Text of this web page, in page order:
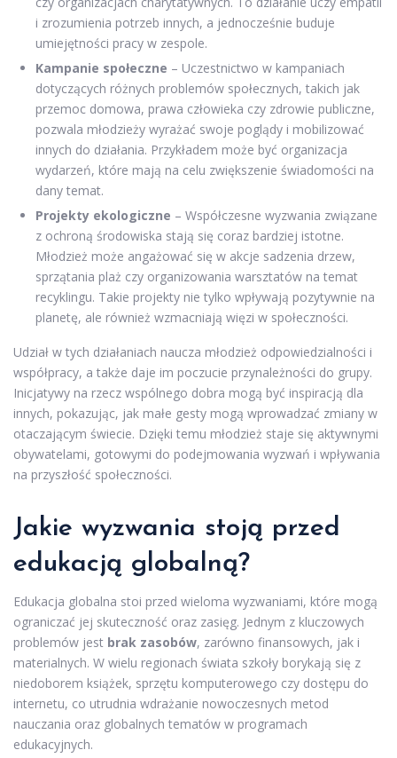
i zrozumienia potrzeb innych, a jednocześnie buduje
umiejętności pracy w zespole.
Kampanie społeczne – Uczestnictwo w kampaniach
dotyczących różnych problemów społecznych, takich jak
przemoc domowa, prawa człowieka czy zdrowie publiczne,
pozwala młodzieży wyrażać swoje poglądy i mobilizować
innych do działania. Przykładem może być organizacja
wydarzeń, które mają na celu zwiększenie świadomości na
dany temat.
Projekty ekologiczne – Współczesne wyzwania związane
z ochroną środowiska stają się coraz bardziej istotne.
Młodzież może angażować się w akcje sadzenia drzew,
sprzątania plaż czy organizowania warsztatów na temat
recyklingu. Takie projekty nie tylko wpływają pozytywnie na
planetę, ale również wzmacniają więzi w społeczności.
Udział w tych działaniach naucza młodzież odpowiedzialności i
współpracy, a także daje im poczucie przynależności do grupy.
Inicjatywy na rzecz wspólnego dobra mogą być inspiracją dla
innych, pokazując, jak małe gesty mogą wprowadzać zmiany w
otaczającym świecie. Dzięki temu młodzież staje się aktywnymi
obywatelami, gotowymi do podejmowania wyzwań i wpływania
na przyszłość społeczności.
Jakie wyzwania stoją przed
edukacją globalną?
Edukacja globalna stoi przed wieloma wyzwaniami, które mogą
ograniczać jej skuteczność oraz zasięg. Jednym z kluczowych
problemów jest brak zasobów, zarówno finansowych, jak i
materialnych. W wielu regionach świata szkoły borykają się z
niedoborem książek, sprzętu komputerowego czy dostępu do
internetu, co utrudnia wdrażanie nowoczesnych metod
nauczania oraz globalnych tematów w programach
edukacyjnych.